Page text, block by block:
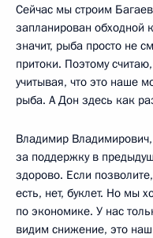
Сейчас мы строим
запланирован обходной
значит, рыба просто не
притоки. Поэтому
учитывая, что это наше
рыба. А Дон здесь как
Владимир
за поддержку в
здорово. Если
есть, нет, буклет. Но мы
по экономике. У нас
видим снижение, это